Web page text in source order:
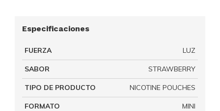
Especificaciones
FUERZA LUZ
SABOR STRAWBERRY
TIPO DE PRODUCTO NICOTINE POUCHES
FORMATO MINI